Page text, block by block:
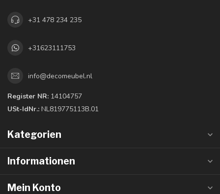
+31 478 234 235
+31623111753
info@decomeubel.nl
Register NR: 14104757
USt-IdNr.: NL819775113B.01
Kategorien
Informationen
Mein Konto